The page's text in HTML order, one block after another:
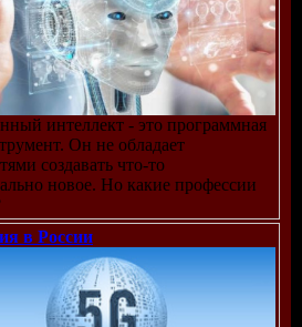
интеллект - это программная
Он не обладает
создавать что-то
новое. Но какие профессии
в России